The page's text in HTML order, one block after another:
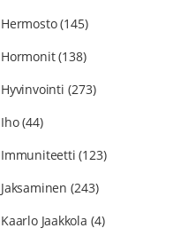
Hermosto(145)
Hormonit(138)
Hyvinvointi (273)
Iho(44)
Immuniteetti (123)
Jaksaminen (243)
Kaarlo Jaakkola (4)